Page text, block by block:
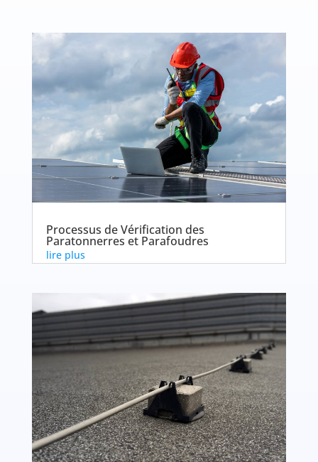
Processus de Vérification des
Paratonnerres et Parafoudres
lire plus